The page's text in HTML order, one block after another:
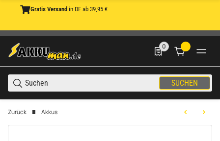
Gratis Versand in DE ab 39,95 €
SUCHEN
0
0 Produkte in der
Zurück Akkus